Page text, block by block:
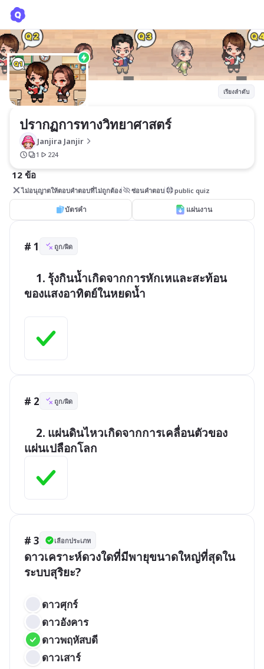
เรียงลำดับ
ปรากฏการทางวิทยาศาสตร์
Janjira Janjir
1 224
12 ข้อ
ไม่อนุญาตให้ตอบคำตอบที่ไม่ถูกต้อง ซ่อนคำตอบ public quiz
บัตรคำ แผ่นงาน
# 1 ถูก/ผิด
ของแสงอาทิตย์ในหยดน้ำ
# 2 ถูก/ผิด
แผ่นเปลือกโลก
# 3 เลือกประเภท
ดาวเคราะห์ดวงใดที่มีพายุขนาดใหญ่ที่สุดใน
ระบบสุริยะ?
ดาวศุกร์
ดาวอังคาร
ดาวพฤหัสบดี
ดาวเสาร์